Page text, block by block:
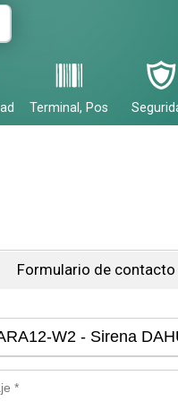
Terminal, Pos
Formulario de contacto